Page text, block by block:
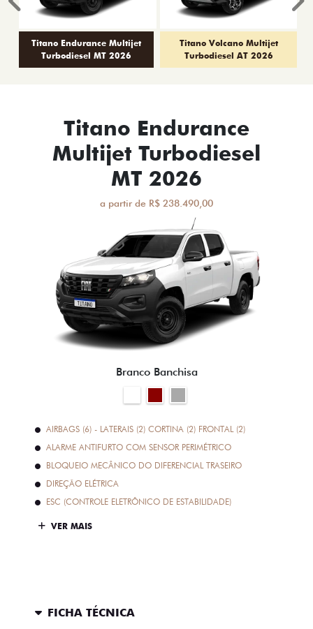
Titano Endurance Multijet
Turbodiesel MT 2026
Titano Volcano Multijet
Turbodiesel AT 2026
Anterior
Titano Endurance
Multijet Turbodiesel
MT 2026
a partir de R$ 238.490,00
Branco Banchisa
AIRBAGS (6) - LATERAIS (2) CORTINA (2) FRONTAL (2)
ALARME ANTIFURTO COM SENSOR PERIMÉTRICO
BLOQUEIO MECÂNICO DO DIFERENCIAL TRASEIRO
DIREÇÃO ELÉTRICA
ESC (CONTROLE ELETRÔNICO DE ESTABILIDADE)
VER MAIS
FICHA TÉCNICA